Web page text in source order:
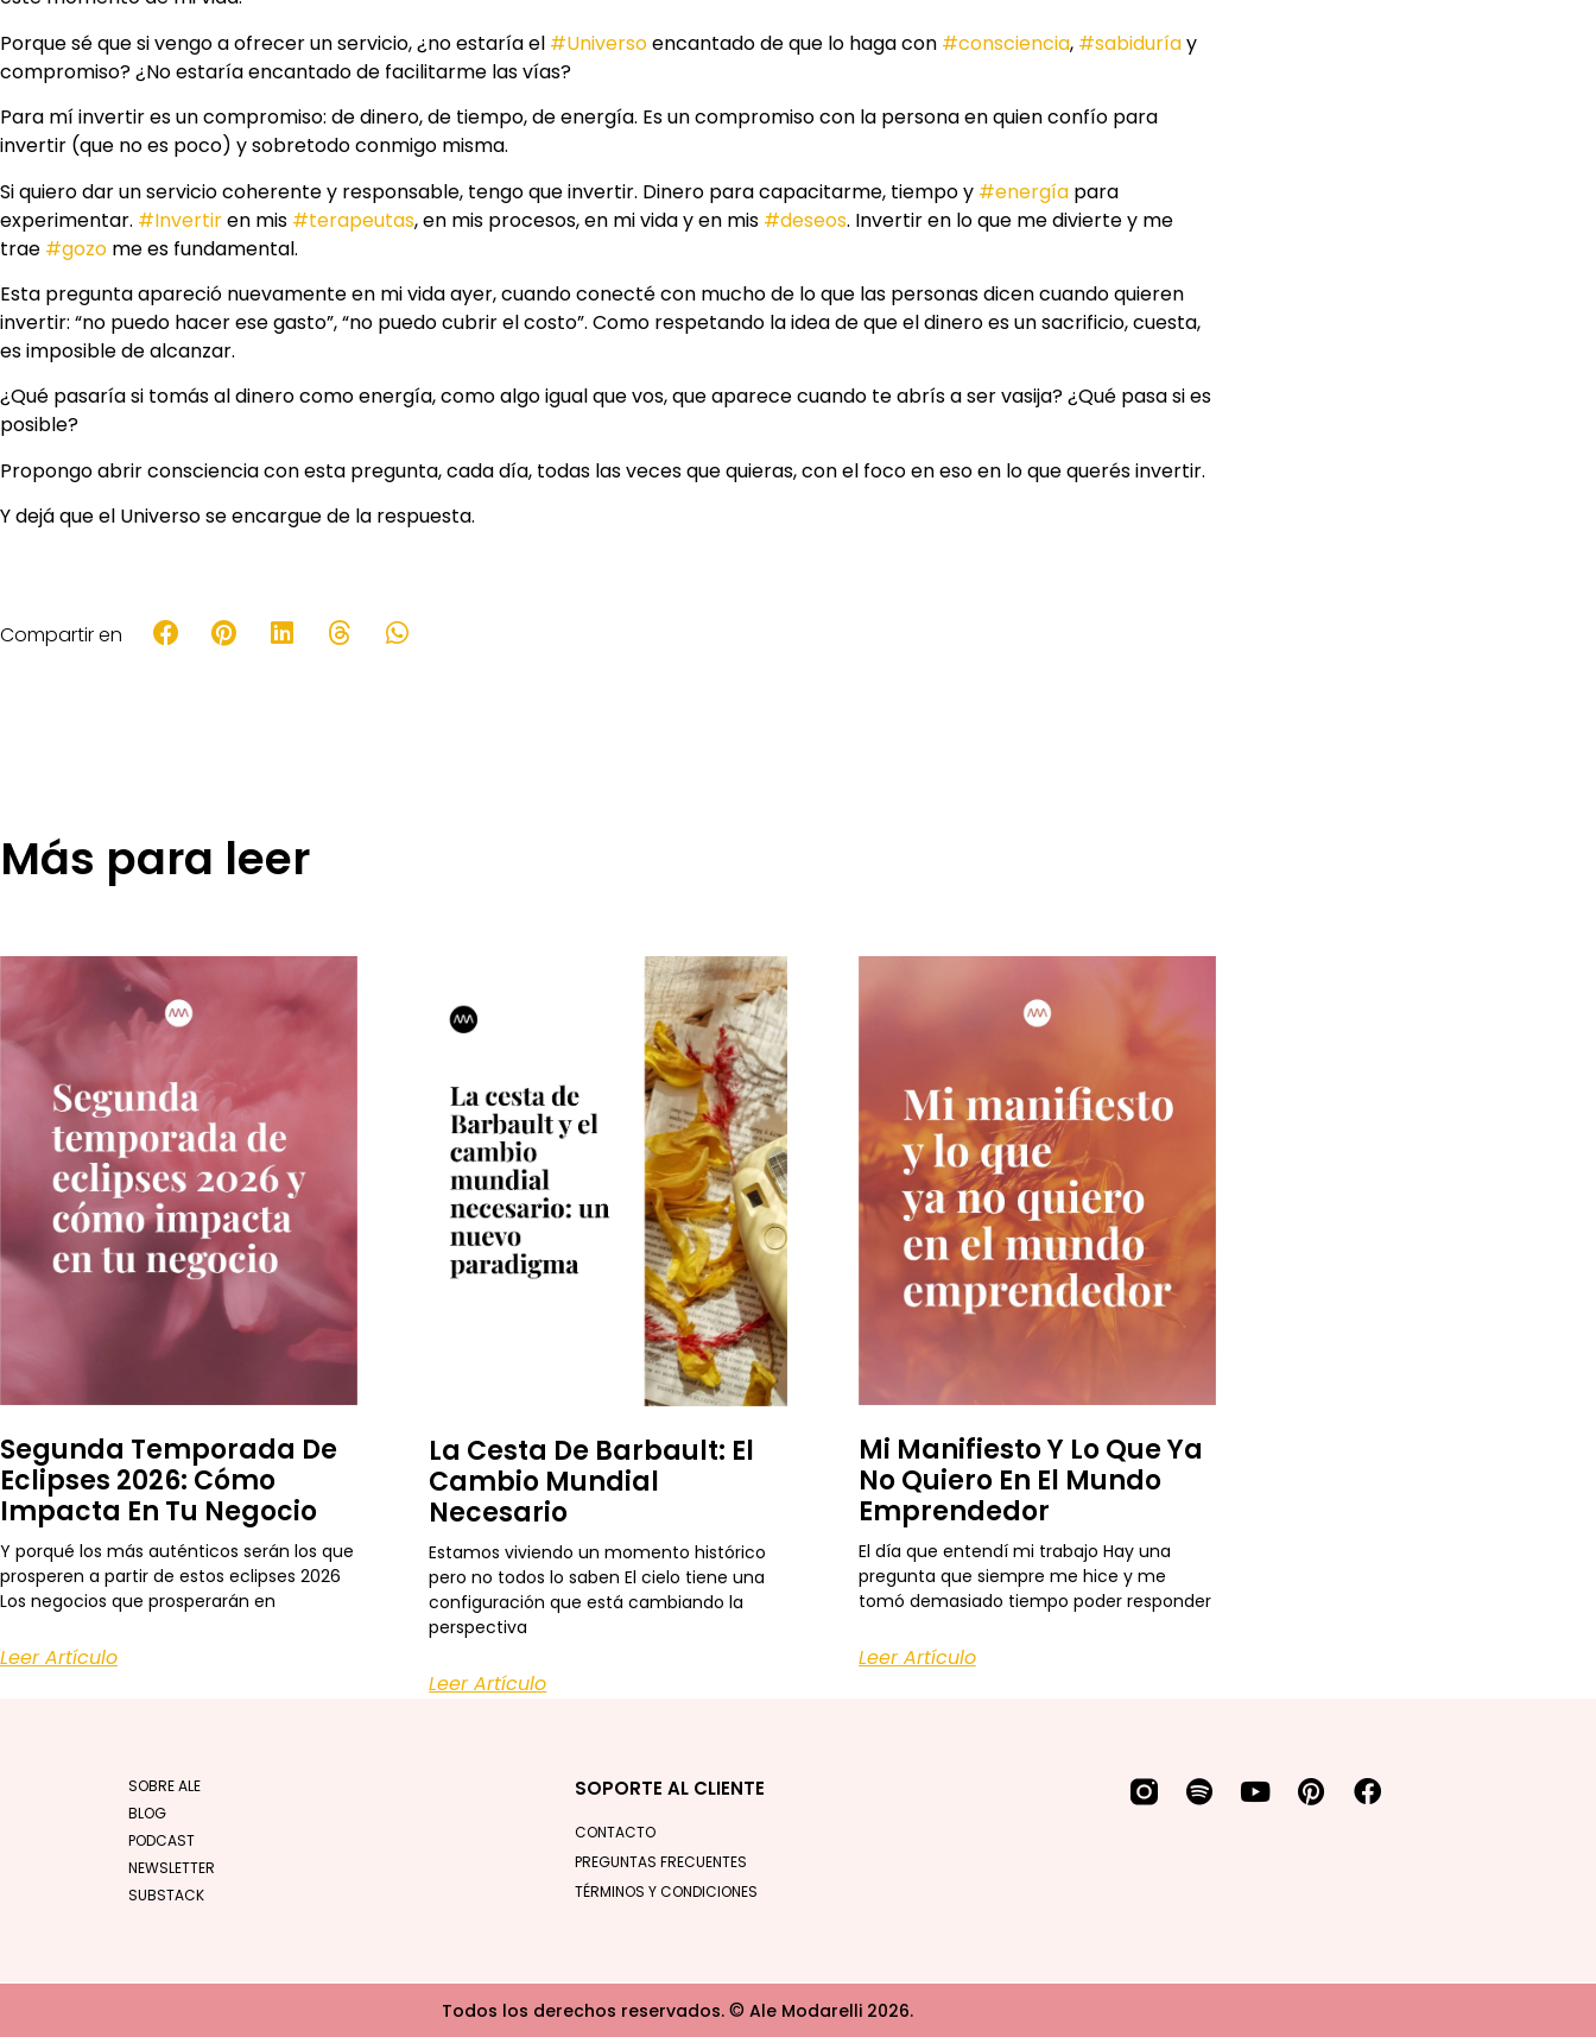
Porque sé que si vengo a ofrecer un servicio, ¿no estaría el #Universoencantado de que lo haga con #consciencia, #sabiduríay
compromiso? ¿No estaría encantado de facilitarme las vías?
Para mí invertir es un compromiso: de dinero, de tiempo, de energía. Es un compromiso con la persona en quien confío para
invertir (que no es poco) y sobretodo conmigo misma.
Si quiero dar un servicio coherente y responsable, tengo que invertir. Dinero para capacitarme, tiempo y #energía para
experimentar. #Invertiren mis #terapeutas, en mis procesos, en mi vida y en mis #deseos. Invertir en lo que me divierte y me
trae #gozo me es fundamental.
Esta pregunta apareció nuevamente en mi vida ayer, cuando conecté con mucho de lo que las personas dicen cuando quieren
invertir: “no puedo hacer ese gasto”, “no puedo cubrir el costo”. Como respetando la idea de que el dinero es un sacrificio, cuesta,
es imposible de alcanzar.
¿Qué pasaría si tomás al dinero como energía, como algo igual que vos, que aparece cuando te abrís a ser vasija? ¿Qué pasa si es
posible?
Propongo abrir consciencia con esta pregunta, cada día, todas las veces que quieras, con el foco en eso en lo que querés invertir.
Y dejá que el Universo se encargue de la respuesta.
Compartir en
Más para leer
Segunda Temporada De
Eclipses 2026: Cómo
Impacta En Tu Negocio
Y porqué los más auténticos serán los que
prosperen a partir de estos eclipses 2026
Los negocios que prosperarán en
Leer Artículo
La Cesta De Barbault: El
Cambio Mundial
Necesario
Estamos viviendo un momento histórico
pero no todos lo saben El cielo tiene una
configuración que está cambiando la
perspectiva
Leer Artículo
Mi Manifiesto Y Lo Que Ya
No Quiero En El Mundo
Emprendedor
El día que entendí mi trabajo Hay una
pregunta que siempre me hice y me
tomó demasiado tiempo poder responder
Leer Artículo
SOBRE ALE
BLOG
PODCAST
NEWSLETTER
SUBSTACK
SOPORTE AL CLIENTE
CONTACTO
PREGUNTAS FRECUENTES
TÉRMINOS Y CONDICIONES
Todos los derechos reservados. © Ale Modarelli 2026.